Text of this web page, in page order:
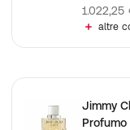
1.022,25
altre
Jimmy